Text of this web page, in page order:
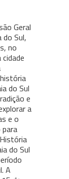
Geral
do Sul,
no
do Sul
e
a
e o
do Sul
A